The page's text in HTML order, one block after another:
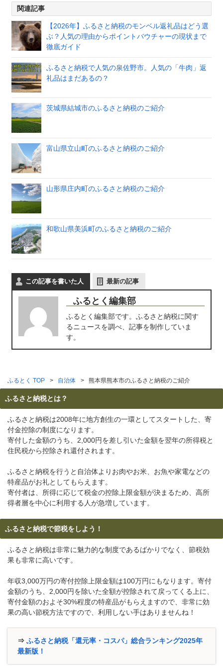
関連記事
【2026年】ふるさと納税のモンベル返礼品はどう選
ぶ？人気の理由からポイントバウチャーの現状まで
徹底ガイド
ふるさと納税で人気の泉佐野市。人気の「牛肉」返
礼品はまだあるの？
茨城県結城市のふるさと納税のご紹介
富山県立山町のふるさと納税のご紹介
山形県庄内町のふるさと納税のご紹介
和歌山県美浜町のふるさと納税のご紹介
この記事を書いた人 最新の記事
ふるとく編集部
ふるとく編集部です。ふるさと納税に関す
るニュースを調べ、記事を制作していま
す。
ふるとく TOP 自治体 熊本県熊本市のふるさと納税のご紹介
ふるさと納税とは？
ふるさと納税は2008年に地方創生の一環としてスタートした、寄
付金控除の制度になります。
寄付した金額のうち、2,000円を差し引いた金額を翌年の所得税と
住民税から控除され還付されます。
ふるさと納税を行うと自治体よりお肉やお米、お魚や家電などの
特産品がお礼としてもらえます。
寄付者は、所得に応じて税金の控除上限金額が決まるため、高所
得者層を中心に利用する人が急増しています。
ふるさと納税で節税をしよう！
ふるさと納税は非常に魅力的な制度であるばかりでなく、節税効
果も非常に高いです。
年収3,000万円の寄付控除上限金額は100万円にもなります。寄付
金額のうち、2,000円を除いた全額が控除されて戻ってくる上に、
寄付金額のおよそ30%程度の特産品がもらえますので、非常に効
果の高い節税方法ですので、利用しない手はありませんね！
⇒ ふるさと納税「還元率・コスパ」総合ランキング2025年
最新版！